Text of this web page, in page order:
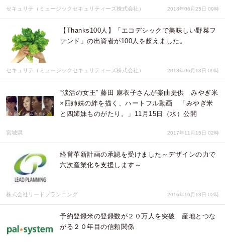
セキュリテ（ミュージックセキュリティーズ株式会社） 2018年06月25日 09時
【Thanks100人】「エコデシックで美味しい野菜フ
ァンド」の出資者が100人を超えました。
セキュリテ（ミュージックセキュリティーズ株式会社） 2018年06月13日 09時
“涙活の女王” 藤田 麻衣子さんが楽曲提供 みやぎ米
×四姉妹の絆を描く、ハートフル動画 「みやぎ米
と四姉妹ものがたり。」11月15日（水）公開
宮城県 2017年11月15日 02時
経営革新計画の承認を受けました～デザインの力で
六次産業化を支援します～
株式会社リードプランニング 2016年10月13日 02時
予約登録米の登録数が２０万人を突破 産地とつな
がる２０年目の信頼関係